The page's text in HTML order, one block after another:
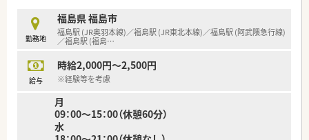
勤務地
福島県 福島市
福島駅 (JR奥羽本線)／福島駅 (JR東北本線)／福島駅 (阿武隈急行線)
／福島駅 (福島…
給与
時給2,000円～2,500円
※経験等を考慮
月
09：00～15：00（休憩60分）
水